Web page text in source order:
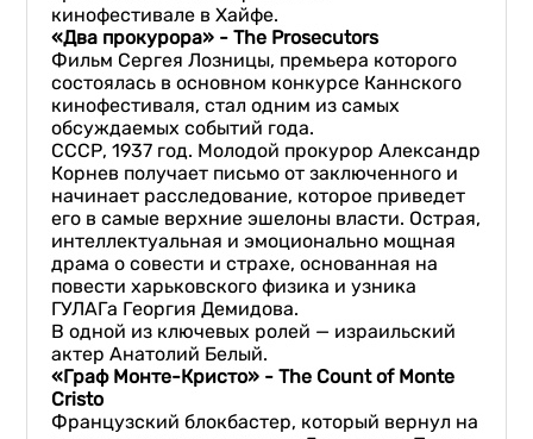
кинофестивале в Хайфе.
«Два прокурора» - The Prosecutors
Фильм Сергея Лозницы, премьера которого
состоялась в основном конкурсе Каннского
кинофестиваля, стал одним из самых
обсуждаемых событий года.
СССР, 1937 год. Молодой прокурор Александр
Корнев получает письмо от заключенного и
начинает расследование, которое приведет
его в самые верхние эшелоны власти. Острая,
интеллектуальная и эмоционально мощная
драма о совести и страхе, основанная на
повести харьковского физика и узника
ГУЛАГа Георгия Демидова.
В одной из ключевых ролей — израильский
актер Анатолий Белый.
«Граф Монте-Кристо» - The Count of Monte
Cristo
Французский блокбастер, который вернул на